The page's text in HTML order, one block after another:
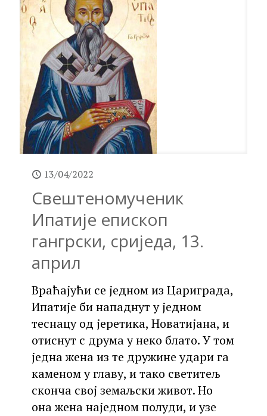
13/04/2022
Свештеномученик
Ипатије епископ
гангрски, сриједа, 13.
април
Враћајући се једном из Цариграда,
Ипатије би нападнут у једном
теснацу од јеретика, Новатијана, и
отиснут с друма у неко блато. У том
једна жена из те дружине удари га
каменом у главу, и тако светитељ
сконча свој земаљски живот. Но
она жена наједном полуди, и узе